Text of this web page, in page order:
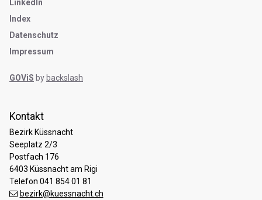
Kontakt
Bezirk Küssnacht
Seeplatz 2/3
Postfach 176
6403 Küssnacht am Rigi
Telefon 041 854 01 81
bezirk@kuessnacht.ch
LinkedIn
Index
Datenschutz
Impressum
GOViS by backslash